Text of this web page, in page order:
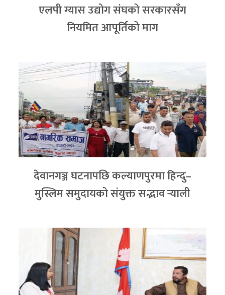
एलपी ग्यास उद्योग संघको सरकारसँग
नियमित आपूर्तिको माग
देवानगञ्ज घटनापछि कल्याणपुरमा हिन्दु–
मुस्लिम समुदायको संयुक्त सद्भाव र्‍याली